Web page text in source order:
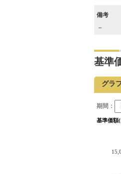
備考
－
基準
グラ
期間：
基準価額